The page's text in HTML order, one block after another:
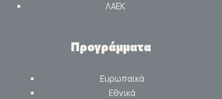
ΛΑΕΚ
Προγράμματα
Ευρωπαϊκά
Εθνικά